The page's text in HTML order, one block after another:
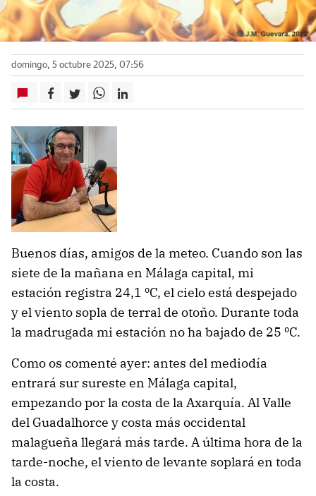
domingo, 5 octubre 2025, 07:56
Buenos días, amigos de la meteo. Cuando son las
siete de la mañana en Málaga capital, mi
estación registra 24,1 ºC, el cielo está despejado
y el viento sopla de terral de otoño. Durante toda
la madrugada mi estación no ha bajado de 25 ºC.
Como os comenté ayer: antes del mediodía
entrará sur sureste en Málaga capital,
empezando por la costa de la Axarquía. Al Valle
del Guadalhorce y costa más occidental
malagueña llegará más tarde. A última hora de la
tarde-noche, el viento de levante soplará en toda
la costa.